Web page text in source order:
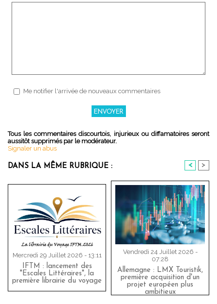
Me notifier l'arrivée de nouveaux commentaires
Tous les commentaires discourtois, injurieux ou diffamatoires seront
aussitôt supprimés par le modérateur.
Signaler un abus
DANS LA MÊME RUBRIQUE : < >
Mercredi 29 Juillet 2026 - 13:11
IFTM : lancement des
"Escales Littéraires", la
première librairie du voyage
Vendredi 24 Juillet 2026 -
07:28
Allemagne : LMX Touristik,
première acquisition d'un
projet européen plus
ambitieux